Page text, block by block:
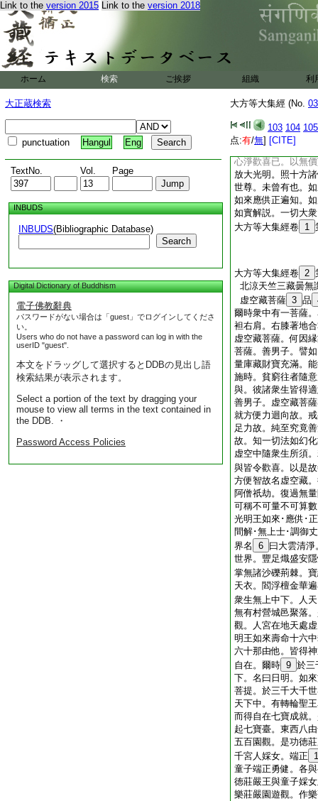
Link to the version 2015 Link to the version 2018
ホーム 検索 ご挨拶 組織 利
大正蔵検索
punctuation Hangul Eng
TextNo. Vol. Page
INBUDS
INBUDS(Bibliographic Database)
Search
Digital Dictionary of Buddhism
電子佛教辭典
パスワードがない場合は「guest」でログインしてくださ
い。
Users who do not have a password can log in with the
userID "guest".
本文をドラッグして選択するとDDBの見出し語
検索結果が表示されます。
Select a portion of the text by dragging your
mouse to view all terms in the text contained in
the DDB. ・
Password Access Policies
大方等大集經 (No.
103 104 105
点:有/無] [CITE]
知一餘亦然 入諸
10 空不可
説此分別諸法門時
阿耨多羅三藐三菩
照。諸天於虚空中
華。説如是言。此
如來法中。聞此法
爲他説如法修行。
此佛土。深心供養
遍知出世故。聞説
薩。爾時虚空藏菩
心淨歡喜已。以無
放大光明。照十方
世尊。未曾有也。
如來應供正遍知。
如實解説。一切大
大方等大集經卷 1
大方等大集經卷 2
北涼天竺三藏曇無
虚空藏菩薩 3 品
爾時衆中有一菩薩
袒右肩。右膝著地
虚空藏菩薩。何因
菩薩。善男子。譬
量庫藏財寶充滿。
施時。貧窮往者隨
與。彼諸衆生皆得
善男子。虚空藏菩
就方便力迴向故。
足力故。純至究竟
故。知一切法如幻
虚空中隨衆生所須
與皆令歡喜。以是
方便智故名虚空藏
阿僧祇劫。復過無
可稱不可量不可算
光明王如來･應供･
間解･無上士･調御
界名
6 曰大雲清
世界。豐足熾盛安
掌無諸沙礫荊棘。
天衣。閻浮檀金華
衆生無上中下。人
無有村營城邑聚落
觀。人宮在地天處
明王如來壽命十六
六十那由他。皆得
自在。爾時 9 於三
下。名曰日明。如
菩提。於三千大千
天下中。有轉輪聖
而得自在七寶成就
起七寶臺。東西八
五百園觀。是功徳
千宮人婇女。端正
童子端正勇健。各
徳莊嚴王與童子婇
樂莊嚴園遊觀。作